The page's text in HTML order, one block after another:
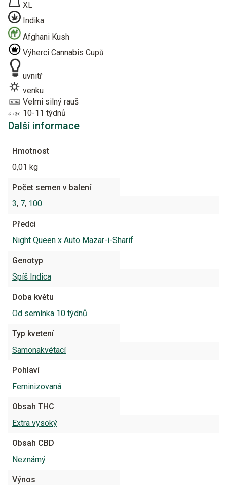
XL
Indika
Afghani Kush
Výherci Cannabis Cupů
uvnitř
venku
Velmi silný rauš
10-11 týdnů
Další informace
Hmotnost
0,01 kg
Počet semen v balení
3, 7, 100
Předci
Night Queen x Auto Mazar-i-Sharif
Genotyp
Spíš Indica
Doba květu
Od semínka 10 týdnů
Typ kvetení
Samonakvétací
Pohlaví
Feminizovaná
Obsah THC
Extra vysoký
Obsah CBD
Neznámý
Výnos